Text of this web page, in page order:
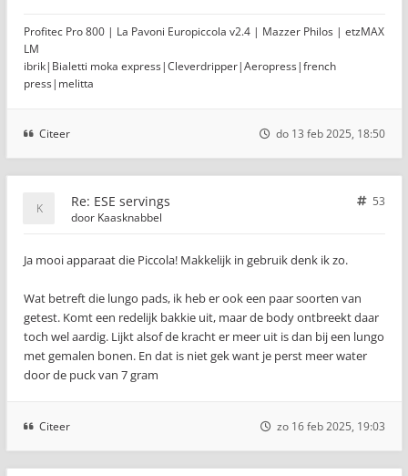
Profitec Pro 800 | La Pavoni Europiccola v2.4 | Mazzer Philos | etzMAX
LM
ibrik|Bialetti moka express|Cleverdripper|Aeropress|french
press|melitta
Citeer do 13 feb 2025, 18:50
Re: ESE servings
53
door Kaasknabbel
Ja mooi apparaat die Piccola! Makkelijk in gebruik denk ik zo.
Wat betreft die lungo pads, ik heb er ook een paar soorten van
getest. Komt een redelijk bakkie uit, maar de body ontbreekt daar
toch wel aardig. Lijkt alsof de kracht er meer uit is dan bij een lungo
met gemalen bonen. En dat is niet gek want je perst meer water
door de puck van 7 gram
Citeer zo 16 feb 2025, 19:03